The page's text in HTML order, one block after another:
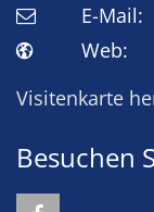
E-Mail:
Web:
Visitenkarte
Besuchen